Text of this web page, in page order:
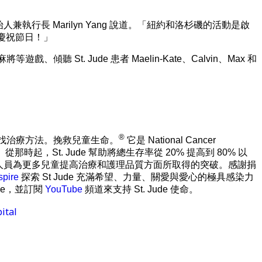
兼執行長 Marilyn Yang 說道。「紐約和洛杉磯的活動是啟
節日！」
等遊戲、傾聽 St. Jude 患者 Maelin-Kate、Calvin、Max 和
療方法。挽救兒童生命。 ® 它是 National Cancer
那時起，St. Jude 幫助將總生存率從 20% 提高到 80% 以
為更多兒童提高治療和護理品質方面所取得的突破。感謝捐
探索 St Jude 充滿希望、力量、關愛與愛心的極具感染力
，並訂閱 YouTube 頻道來支持 St. Jude 使命。